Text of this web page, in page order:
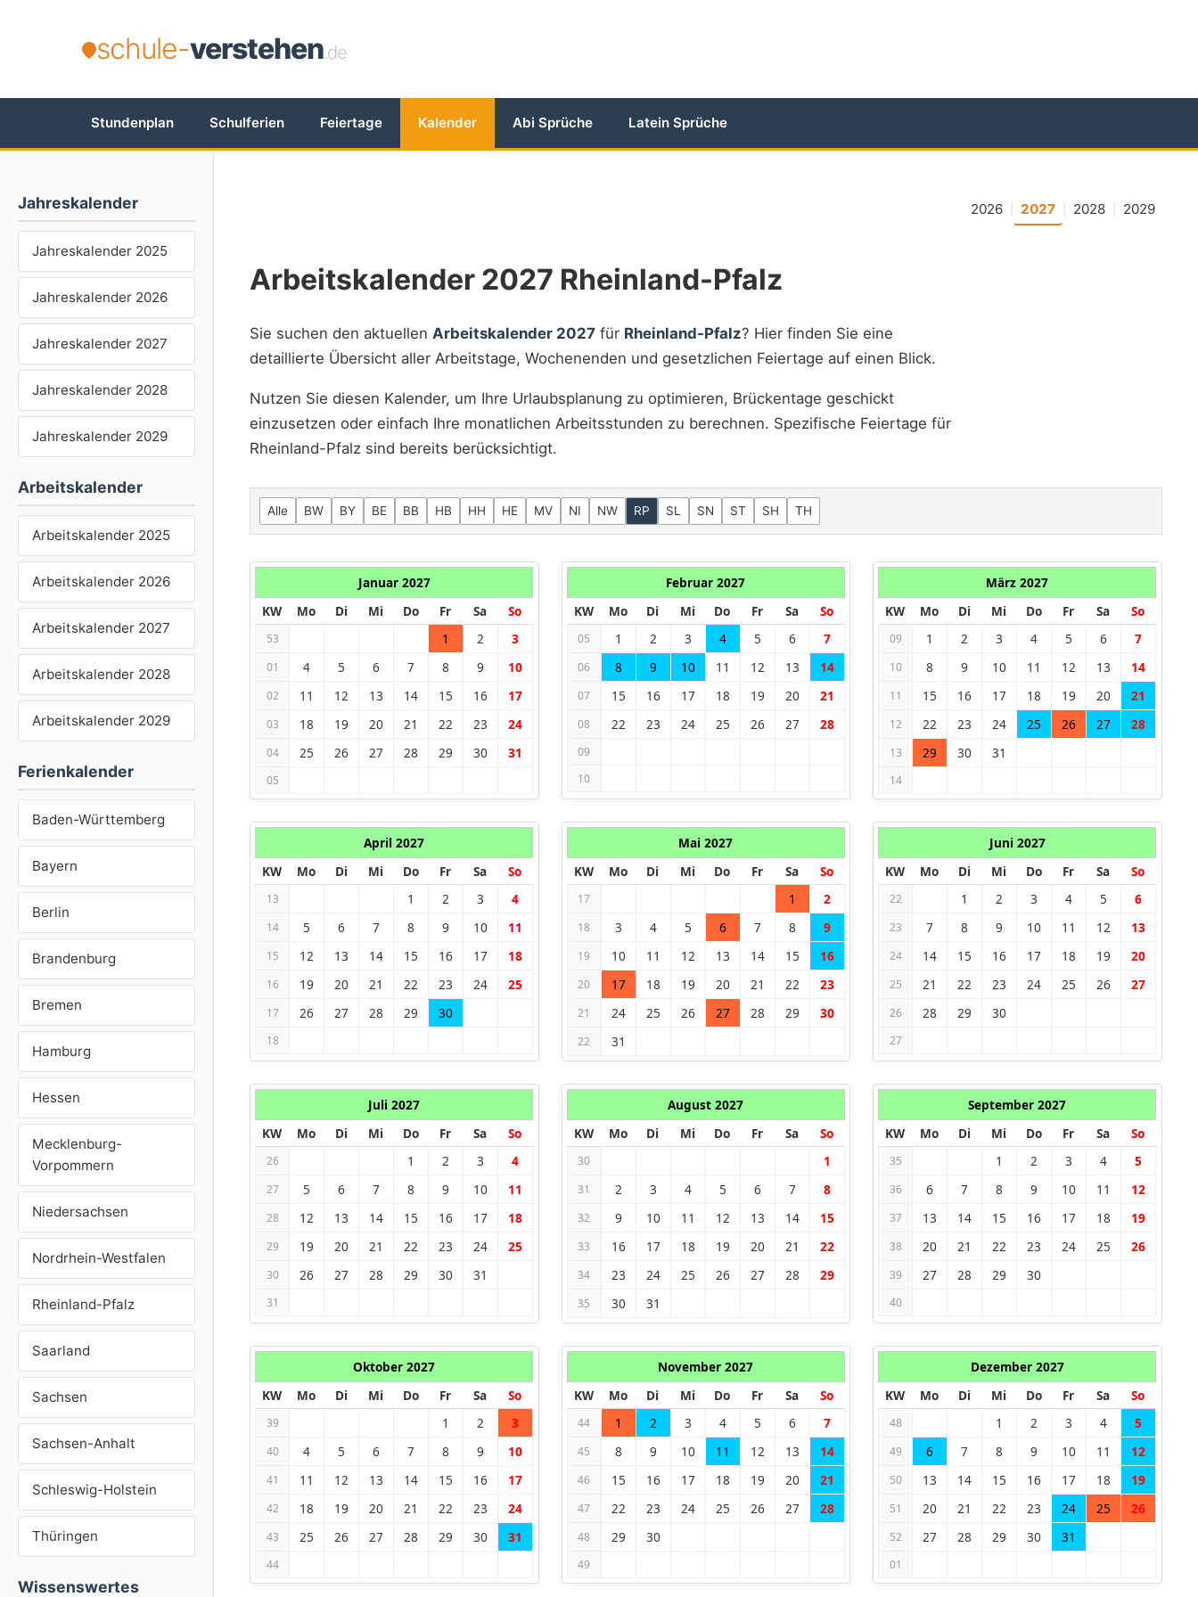
schule-verstehen.de
Stundenplan Schulferien Feiertage Kalender Abi Sprüche Latein Sprüche
Jahreskalender
Jahreskalender 2025
Jahreskalender 2026
Jahreskalender 2027
Jahreskalender 2028
Jahreskalender 2029
Arbeitskalender
Arbeitskalender 2025
Arbeitskalender 2026
Arbeitskalender 2027
Arbeitskalender 2028
Arbeitskalender 2029
Ferienkalender
Baden-Württemberg
Bayern
Berlin
Brandenburg
Bremen
Hamburg
Hessen
Mecklenburg-
Vorpommern
Niedersachsen
Nordrhein-Westfalen
Rheinland-Pfalz
Saarland
Sachsen
Sachsen-Anhalt
Schleswig-Holstein
Thüringen
Wissenswertes
2026 2027 2028 2029
Arbeitskalender 2027 Rheinland-Pfalz
Sie suchen den aktuellen Arbeitskalender 2027 für Rheinland-Pfalz? Hier finden Sie eine
detaillierte Übersicht aller Arbeitstage, Wochenenden und gesetzlichen Feiertage auf einen Blick.
Nutzen Sie diesen Kalender, um Ihre Urlaubsplanung zu optimieren, Brückentage geschickt
einzusetzen oder einfach Ihre monatlichen Arbeitsstunden zu berechnen. Spezifische Feiertage für
Rheinland-Pfalz sind bereits berücksichtigt.
Alle BW BY BE BB HB HH HE MV NI NW RP SL SN ST SH TH
Januar 2027
KW
Mo Di Mi Do Fr Sa So
53 1 2 3
01 4 5 6 7 8 9 10
02 11 12 13 14 15 16 17
03 18 19 20 21 22 23 24
04 25 26 27 28 29 30 31
05
Februar 2027
KW
Mo Di Mi Do Fr Sa So
05 1 2 3 4 5 6 7
06 8 9 10 11 12 13 14
07 15 16 17 18 19 20 21
08 22 23 24 25 26 27 28
09
10
März 2027
KW
Mo Di Mi Do Fr Sa So
09 1 2 3 4 5 6 7
10 8 9 10 11 12 13 14
11 15 16 17 18 19 20 21
12 22 23 24 25 26 27 28
13 29 30 31
14
April 2027
KW
Mo Di Mi Do Fr Sa So
13 1 2 3 4
14 5 6 7 8 9 10 11
15 12 13 14 15 16 17 18
16 19 20 21 22 23 24 25
17 26 27 28 29 30
18
Mai 2027
KW
Mo Di Mi Do Fr Sa So
17 1 2
18 3 4 5 6 7 8 9
19 10 11 12 13 14 15 16
20 17 18 19 20 21 22 23
21 24 25 26 27 28 29 30
22 31
Juni 2027
KW
Mo Di Mi Do Fr Sa So
22 1 2 3 4 5 6
23 7 8 9 10 11 12 13
24 14 15 16 17 18 19 20
25 21 22 23 24 25 26 27
26 28 29 30
27
Juli 2027
KW
Mo Di Mi Do Fr Sa So
26 1 2 3 4
27 5 6 7 8 9 10 11
28 12 13 14 15 16 17 18
29 19 20 21 22 23 24 25
30 26 27 28 29 30 31
31
August 2027
KW
Mo Di Mi Do Fr Sa So
30 1
31 2 3 4 5 6 7 8
32 9 10 11 12 13 14 15
33 16 17 18 19 20 21 22
34 23 24 25 26 27 28 29
35 30 31
September 2027
KW
Mo Di Mi Do Fr Sa So
35 1 2 3 4 5
36 6 7 8 9 10 11 12
37 13 14 15 16 17 18 19
38 20 21 22 23 24 25 26
39 27 28 29 30
40
Oktober 2027
KW
Mo Di Mi Do Fr Sa So
39 1 2 3
40 4 5 6 7 8 9 10
41 11 12 13 14 15 16 17
42 18 19 20 21 22 23 24
43 25 26 27 28 29 30 31
44
November 2027
KW
Mo Di Mi Do Fr Sa So
44 1 2 3 4 5 6 7
45 8 9 10 11 12 13 14
46 15 16 17 18 19 20 21
47 22 23 24 25 26 27 28
48 29 30
49
Dezember 2027
KW
Mo Di Mi Do Fr Sa So
48 1 2 3 4 5
49 6 7 8 9 10 11 12
50 13 14 15 16 17 18 19
51 20 21 22 23 24 25 26
52 27 28 29 30 31
01